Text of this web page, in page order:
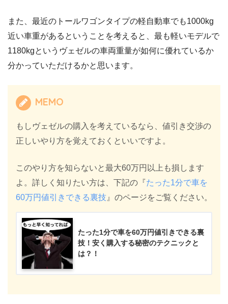
また、最近のトールワゴンタイプの軽自動車でも1000kg
近い車重があるということを考えると、最も軽いモデルで
1180kgというヴェゼルの車両重量が如何に優れているか
分かっていただけるかと思います。
MEMO
もしヴェゼルの購入を考えているなら、値引き交渉の
正しいやり方を覚えておくといいですよ。
このやり方を知らないと最大60万円以上も損します
よ。詳しく知りたい方は、下記の『たった1分で車を
60万円値引きできる裏技 』のページをご覧ください。
たった1分で車を60万円値引きできる裏
技！安く購入する秘密のテクニックと
は？！